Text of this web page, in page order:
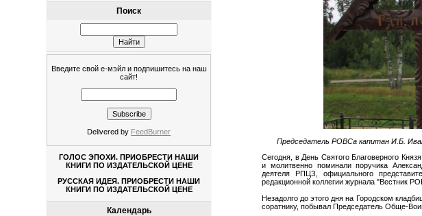
Поиск
Введите свой е-мэйл и подпишитесь на наш
сайт!
Delivered by FeedBurner
ГОЛОС ЭПОХИ. ПРИОБРЕСТИ НАШИ
КНИГИ ПО ИЗДАТЕЛЬСКОЙ ЦЕНЕ
РУССКАЯ ИДЕЯ. ПРИОБРЕСТИ НАШИ
КНИГИ ПО ИЗДАТЕЛЬСКОЙ ЦЕНЕ
Календарь
Председатель РОВСа капитан И.Б.
Сегодня, в День Святого Благоверного
и молитвенно поминали поручика
деятеля РПЦЗ, официального
редакционной коллегии журнала "Вестник
Незадолго до этого дня на Городском
соратнику, побывал Председатель Обще-